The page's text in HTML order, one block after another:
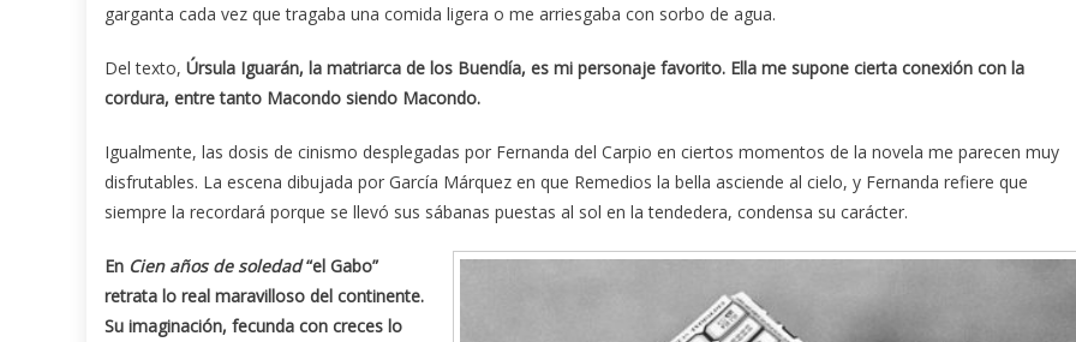
garganta cada vez que tragaba una comida ligera o me arriesgaba con sorbo de agua.
Del texto, Úrsula Iguarán, la matriarca de los Buendía, es mi personaje favorito. Ella me supone cierta conexión con la
cordura, entre tanto Macondo siendo Macondo.
Igualmente, las dosis de cinismo desplegadas por Fernanda del Carpio en ciertos momentos de la novela me parecen muy
disfrutables. La escena dibujada por García Márquez en que Remedios la bella asciende al cielo, y Fernanda refiere que
siempre la recordará porque se llevó sus sábanas puestas al sol en la tendedera, condensa su carácter.
En Cien años de soledad“el Gabo”
retrata lo real maravilloso del continente.
Su imaginación, fecunda con creces lo